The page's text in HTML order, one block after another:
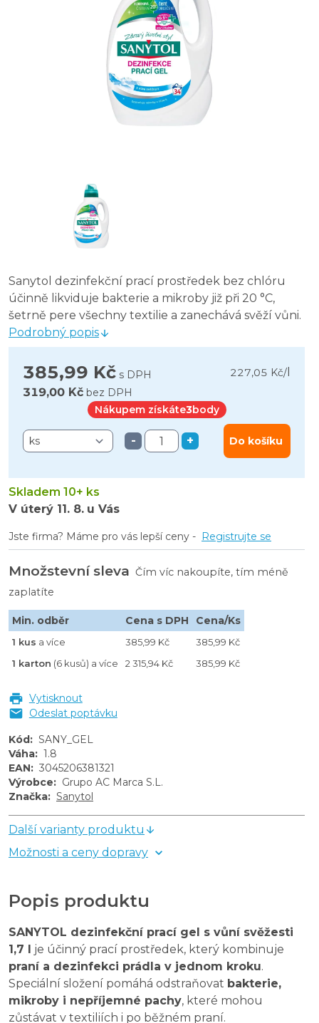
Sanytol dezinfekční prací prostředek bez chlóru
účinně likviduje bakterie a mikroby již při 20 °C,
šetrně pere všechny textilie a zanechává svěží vůni.
Podrobný popis
385,99 Kč s DPH 227,05 Kč/
319,00 Kč bez DPH
Nákupem získáte3body
- + Do košíku
Skladem 10+ ks
V úterý 11. 8. u Vás
Jste firma? Máme pro vás lepší ceny - Registrujte se
Množstevní sleva Čím víc nakoupíte, tím méně
zaplatíte
Min. odběr Cena s DPH Cena/Ks
1 kus a více 385,99 Kč
385,99 Kč
1 karton (6 kusů) a více 2 315,94 Kč 385,99 Kč
Vytisknout
Odeslat poptávku
Kód: SANY_GEL
Váha: 1.8
EAN: 3045206381321
Výrobce: Grupo AC Marca S.L.
Značka: Sanytol
Další varianty produktu
Možnosti a ceny dopravy
Popis produktu
SANYTOL dezinfekční prací gel s vůní svěžesti
1,7 l je účinný prací prostředek, který kombinuje
praní a dezinfekci prádla v jednom kroku.
Speciální složení pomáhá odstraňovat bakterie,
mikroby i nepříjemné pachy, které mohou
zůstávat v textiliích i po běžném praní.